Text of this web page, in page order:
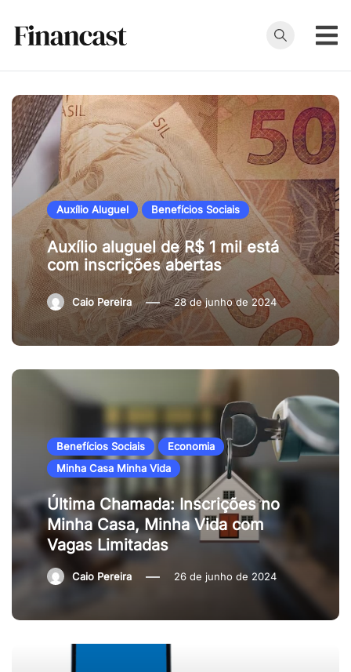
Financast
empréstimos,
financiamentos e
muito mais. Veja
as nossas
avaliações e
resenhas de
serviços
financeiros.
Auxílio Aluguel Benefícios Sociais
Auxílio aluguel de R$ 1 mil está
com inscrições abertas
Caio Pereira 28 de junho de 2024
Benefícios Sociais
Economia
Minha Casa Minha Vida
Última Chamada: Inscrições no
Minha Casa, Minha Vida com
Vagas Limitadas
Caio Pereira 26 de junho de 2024